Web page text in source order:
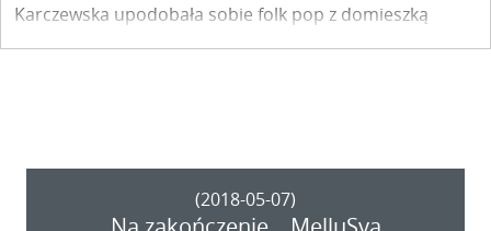
Karczewska upodobała sobie folk pop z domieszką
country, a teraz chce malować cudowne, muzyczne
(2018-05-07)